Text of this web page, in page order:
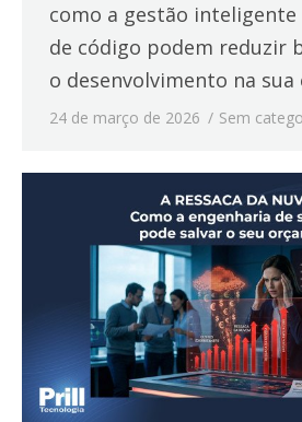
como a gestão
de código podem reduzir
o desenvolvimento na sua
24 de março de 2026 Sem